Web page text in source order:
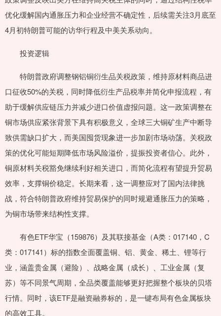
优化缓解国内通胀压力和企业经营不确定性，后续需关注3月底至
4月初特朗普可能的访华行程及中美关系动向。
投资逻辑
特朗普政府调整钢铝铜衍生品关税政策，维持原材料商品进
口征收50%的关税，同时降低衍生产品税率并简化申报流程，有
助于缓解供应链压力并减少进口价值虚报问题。这一政策调整在
铜市场供应紧张背景下具有积极意义，全球三大铜矿生产中断导
致供需缺口扩大，而美国囤货现象进一步加剧市场动荡。关税政
策的优化可能短期降低市场风险溢价，提振投资者信心。此外，
铜原材料关税豁免继续利好相关进口，而简化流程有望提升贸易
效率，支撑铜价稳定。长期来看，这一调整应对了国内法律挑
战，符合特朗普政府维持贸易保护的同时规避通胀压力的策略，
为铜市场带来结构性支撑。
有色ETF华宝（159876）及其联接基金（A类：017140，C
类：017141）标的指数全面覆盖铜、铝、黄金、稀土、锂等行
业，涵盖贵金属（避险）、战略金属（成长）、工业金属（复
苏）等不同景气周期，全品类覆盖能够更好把握整个板块的贝塔
行情。同时，该ETF是融资融券标的，是一键布局有色金属板块
的高效工具。